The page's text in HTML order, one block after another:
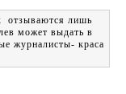
отзываются лишь
может выдать в
журналисты- краса